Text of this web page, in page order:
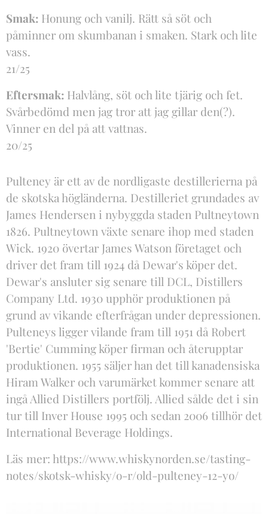
Smak: Honung och vanilj. Rätt så söt och
påminner om skumbanan i smaken. Stark och lite
vass.
21/25
Eftersmak: Halvlång, söt och lite tjärig och fet.
Svårbedömd men jag tror att jag gillar den(?).
Vinner en del på att vattnas.
20/25
Pulteney är ett av de nordligaste destillerierna på
de skotska högländerna. Destilleriet grundades av
James Hendersen i nybyggda staden Pultneytown
1826. Pultneytown växte senare ihop med staden
Wick. 1920 övertar James Watson företaget och
driver det fram till 1924 då Dewar's köper det.
Dewar's ansluter sig senare till DCL, Distillers
Company Ltd. 1930 upphör produktionen på
grund av vikande efterfrågan under depressionen.
Pulteneys ligger vilande fram till 1951 då Robert
'Bertie' Cumming köper firman och återupptar
produktionen. 1955 säljer han det till kanadensiska
Hiram Walker och varumärket kommer senare att
ingå Allied Distillers portfölj. Allied sålde det i sin
tur till Inver House 1995 och sedan 2006 tillhör det
International Beverage Holdings.
Läs mer: https://www.whiskynorden.se/tasting-
notes/skotsk-whisky/o-r/old-pulteney-12-yo/